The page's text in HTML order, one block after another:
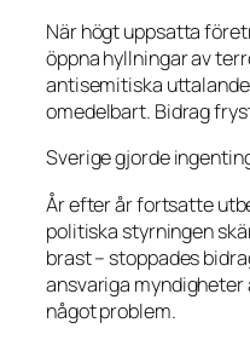
När högt uppsatta
öppna hyllningar av
antisemitiska
omedelbart. Bidrag
Sverige gjorde
År efter år fortsatte
politiska styrningen
brast – stoppades
ansvariga
något problem.